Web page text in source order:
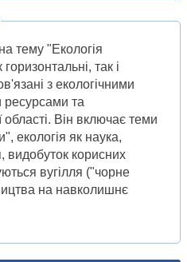
тему "Екологія
так і
з екологічними
та
Він включає теми
екологія як наука,
видобуток корисних
вугілля ("чорне
на навколишнє